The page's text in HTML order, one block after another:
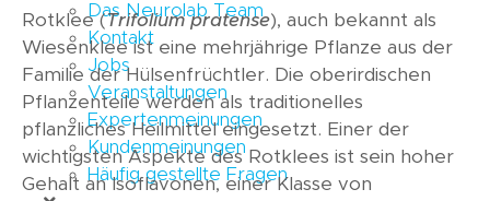
Das Neurolab Team
Kontakt
Jobs
Veranstaltungen
Expertenmeinungen
Kundenmeinungen
Häufig gestellte Fragen
Rotklee (Trifolium pratense), auch bekannt als
Wiesenklee ist eine mehrjährige Pflanze aus der
Familie der Hülsenfrüchtler. Die oberirdischen
Pflanzenteile werden als traditionelles
pflanzliches Heilmittel eingesetzt. Einer der
wichtigsten Aspekte des Rotklees ist sein hoher
Gehalt an Isoflavonen, einer Klasse von